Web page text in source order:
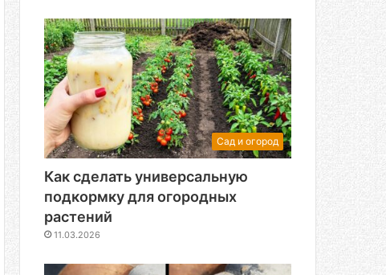
Сад и огород
Как сделать универсальную
подкормку для огородных
растений
11.03.2026